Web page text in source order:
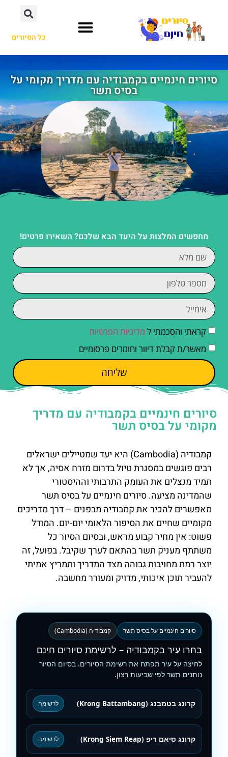
כל הסיורים
סיורים חינמיים בקמבודיה עם מדריך מקומי על
בסיס תשר
מחפשים המלצות על היעד הבא שלכם? השאירו פרטים!
קראתי והסכמתי ל מדיניות הפרטיות
מאשר/ת קבלת דיוור וחומרים פרסומיים
שליחה
סיורים חינמיים בקמבודיה עם מדריך
מקומי על בסיס תשר
קמבודיה (Cambodia) היא יעד שמטיילים ישראלים
רבים פוגשים במסגרת טיול בדרום מזרח אסיה, אך לא
תמיד מנצלים את העומק התרבותי וההיסטורי
שהמדינה מציעה. סיורים חינמיים על בסיס תשר
מאפשרים להכיר את קמבודיה מבפנים – דרך מדריכים
מקומיים שחיים את הסיפור הלאומי יום-יום. המודל
פשוט: אין מחיר קבוע מראש, ובסיום הסיור כל
משתתף מעניק תשר בהתאם לערך שקיבל. בפועל, זה
יוצר רמת מחויבות גבוהה מצד המדריך ותמריץ אמיתי
להעביר תוכן איכותי, מדויק ומעורר מחשבה.
סיורים חינמיים על בסיס תשר קמבודיה (Cambodia)
בחרו עיר בקמבודיה – לרשימת סיורים חינם
לחיצה על עיר תפתח את רשימת הסיורים. בסיום הסיור
נותנים תשר לפי שביעות רצון.
קרונג בטמבנג (Krong Battambang) לרשימה
קרונג סיאם ריפ (Krong Siem Reap) לרשימה